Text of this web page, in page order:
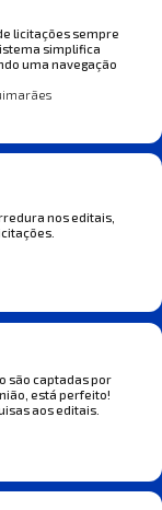
licitações sempre
simplifica
uma navegação
nos editais,
são captadas por
está perfeito!
aos editais.